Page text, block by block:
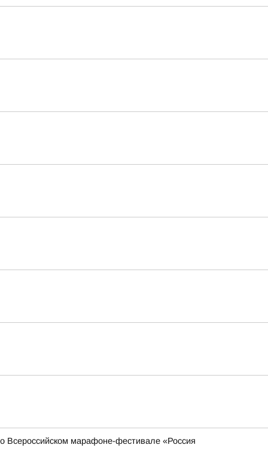
Всероссийском марафоне-фестивале «Россия